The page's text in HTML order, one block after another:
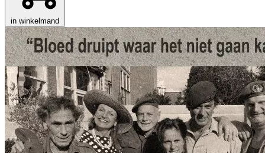
in winkelmand